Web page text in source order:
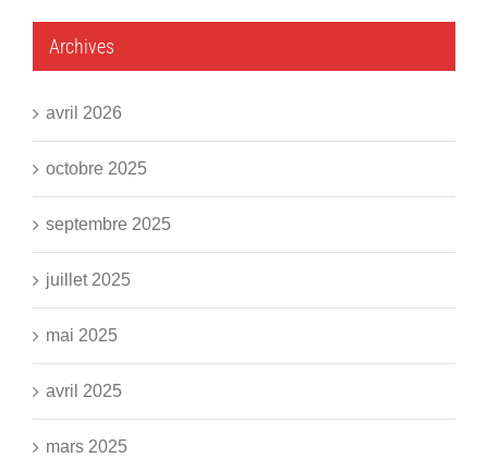
Archives
avril 2026
octobre 2025
septembre 2025
juillet 2025
mai 2025
avril 2025
mars 2025